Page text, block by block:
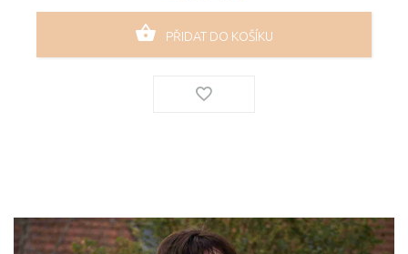
PŘIDAT DO KOŠÍKU